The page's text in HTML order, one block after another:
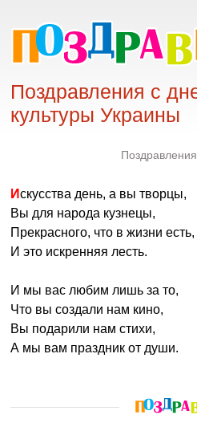
Поздравления с
культуры Украины
Искусства день, а вы творцы,
Вы для народа кузнецы,
Прекрасного, что в жизни есть,
И это искренняя лесть.
И мы вас любим лишь за то,
Что вы создали нам кино,
Вы подарили нам стихи,
А мы вам праздник от души.